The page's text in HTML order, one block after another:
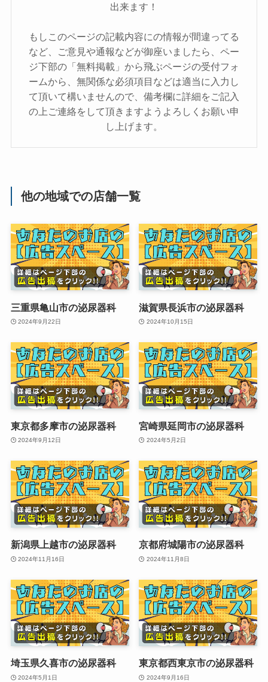
出来ます！
もしこのページの記載内容にの情報が間違ってる
など、ご意見や通報などが御座いましたら、ペー
ジ下部の「無料掲載」から飛ぶページの受付フォ
ームから、無関係な必須項目などは適当に入力し
て頂いて構いませんので、備考欄に詳細をご記入
の上ご連絡をして頂きますようよろしくお願い申
し上げます。
他の地域での店舗一覧
三重県亀山市の泌尿器科
2024年9月22日
滋賀県長浜市の泌尿器科
2024年10月15日
東京都多摩市の泌尿器科
2024年9月12日
宮崎県延岡市の泌尿器科
2024年5月2日
新潟県上越市の泌尿器科
2024年11月16日
京都府城陽市の泌尿器科
2024年11月8日
埼玉県久喜市の泌尿器科
2024年5月1日
東京都西東京市の泌尿器科
2024年9月16日